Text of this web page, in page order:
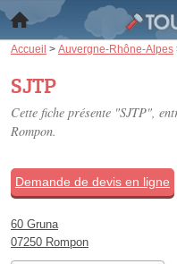
Accueil > Auvergne-Rhône-Alpes
SJTP
Cette fiche présente "SJTP",
Rompon.
Demande de devis en ligne
60 Gruna
07250 Rompon